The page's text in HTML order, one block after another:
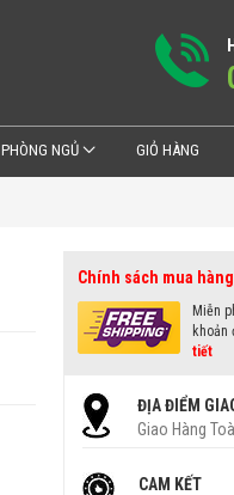
PHÒNG NGỦ GIỎ HÀNG
Chính sách mua hàng
Miễn
khoản
tiết
ĐỊA ĐIỂM
Giao Hàng
CAM KẾT